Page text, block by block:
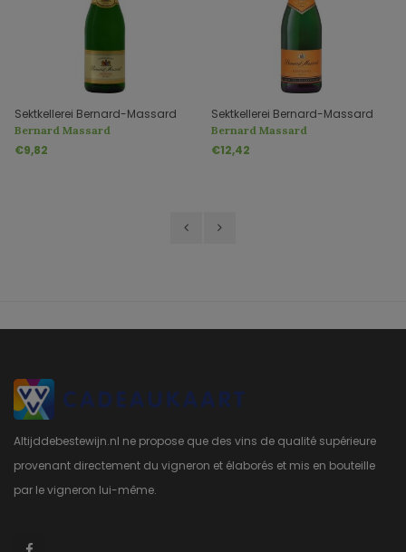
Sektkellerei Bernard-Massard
Bernard Massard
Jahrgangssekt Tradition
€9,82
Sektkellerei Bernard-Massard
Bernard Massard
Jahrgangssekt "Riesling Brut"
€12,42
Altijddebestewijn.nl ne propose que des vins de qualité supérieure
provenant directement du vigneron et élaborés et mis en bouteille
par le vigneron lui-même.